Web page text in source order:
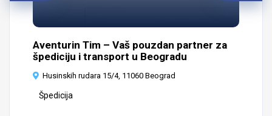
Aventurin Tim – Vaš pouzdan partner za
špediciju i transport u Beogradu
Husinskih rudara 15/4, 11060 Beograd
Špedicija